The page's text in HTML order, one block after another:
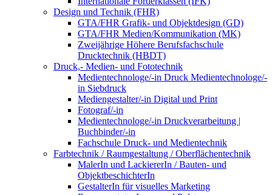
Design und Technik (FHR)
GTA/FHR Grafik- und Objektdesign (GD)
GTA/FHR Medien/Kommunikation (MK)
Zweijährige Höhere Berufsfachschule
Drucktechnik (HBDT)
Druck,- Medien- und Fototechnik
Medientechnologe/-in Druck Medientechnologe/-
in Siebdruck
Mediengestalter/-in Digital und Print
Fotograf/-in
Medientechnologe/-in Druckverarbeitung |
Buchbinder/-in
Fachschule Druck- und Medientechnik
Farbtechnik / Raumgestaltung / Oberflächentechnik
MalerIn und LackiererIn / Bauten- und
ObjektbeschichterIn
GestalterIn für visuelles Marketing